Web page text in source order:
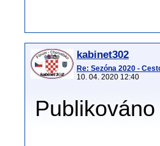
kabinet302
Re: Sezóna 2020 -
10. 04. 2020 12:40